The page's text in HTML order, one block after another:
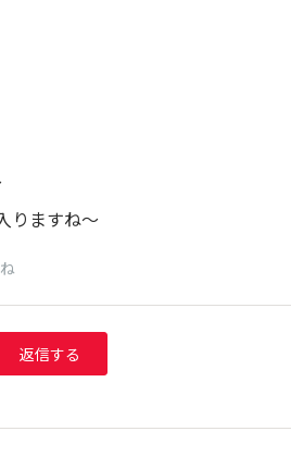
りますね～
返信する